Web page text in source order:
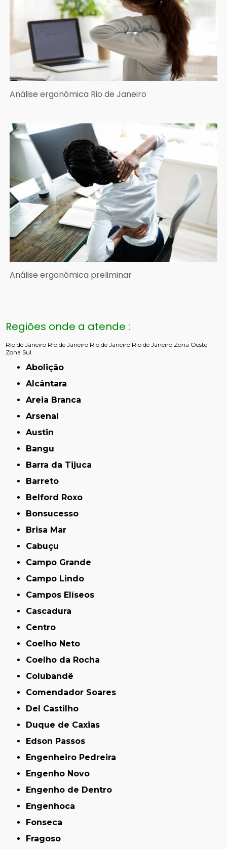
Análise ergonômica Rio de Janeiro
Análise ergonômica preliminar
Regiões onde a atende :
Rio de Janeiro Rio de Janeiro Rio de Janeiro Rio de Janeiro Zona Oeste
Zona Sul
Abolição
Alcântara
Areia Branca
Arsenal
Austin
Bangu
Barra da Tijuca
Barreto
Belford Roxo
Bonsucesso
Brisa Mar
Cabuçu
Campo Grande
Campo Lindo
Campos Elíseos
Cascadura
Centro
Coelho Neto
Coelho da Rocha
Colubandê
Comendador Soares
Del Castilho
Duque de Caxias
Edson Passos
Engenheiro Pedreira
Engenho Novo
Engenho de Dentro
Engenhoca
Fonseca
Fragoso